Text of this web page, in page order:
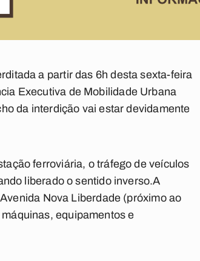
a partir das 6h desta sexta-feira
Executiva de Mobilidade Urbana
da interdição vai estar devidamente
ferroviária, o tráfego de veículos
liberado o sentido inverso.A
Nova Liberdade (próximo ao
equipamentos e